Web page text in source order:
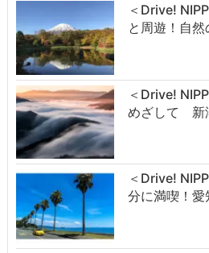
＜Drive!
と周遊！自
＜Drive!
めざして 新
＜Drive!
分に満喫！